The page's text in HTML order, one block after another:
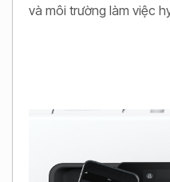
và môi trường làm việc